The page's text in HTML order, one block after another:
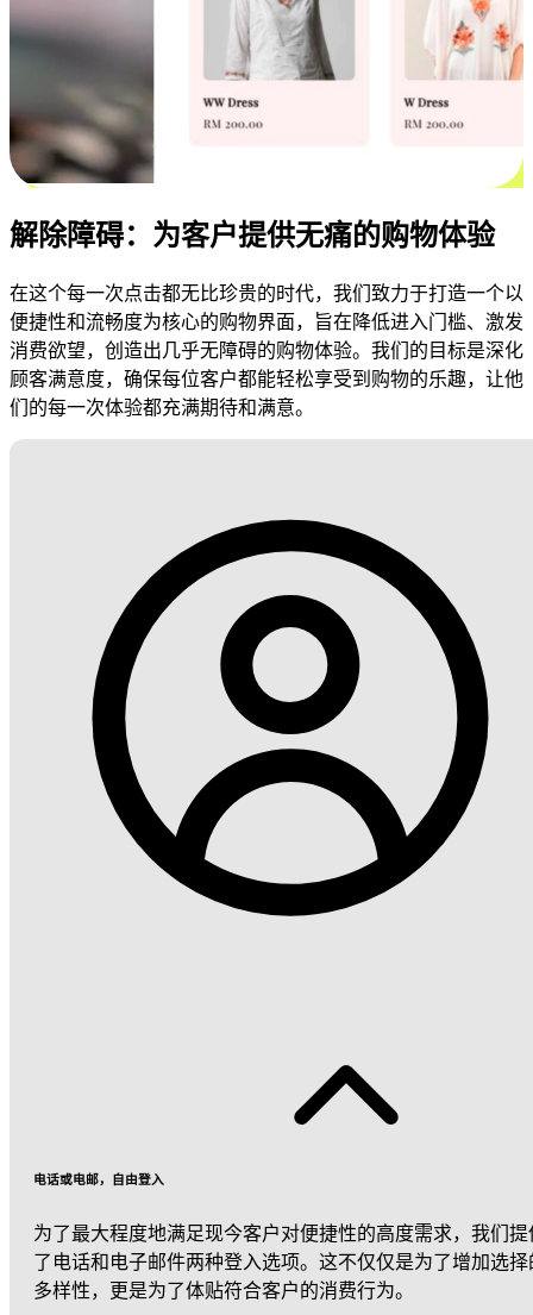
解除障碍：为客户提供无痛的购物体验
在这个每一次点击都无比珍贵的时代，我们致力于打造一个以
便捷性和流畅度为核心的购物界面，旨在降低进入门槛、激发
消费欲望，创造出几乎无障碍的购物体验。我们的目标是深化
顾客满意度，确保每位客户都能轻松享受到购物的乐趣，让他
们的每一次体验都充满期待和满意。
电话或电邮，自由登入
为了最大程度地满足现今客户对便捷性的高度需求，我们提
了电话和电子邮件两种登入选项。这不仅仅是为了增加选择
多样性，更是为了体贴符合客户的消费行为。